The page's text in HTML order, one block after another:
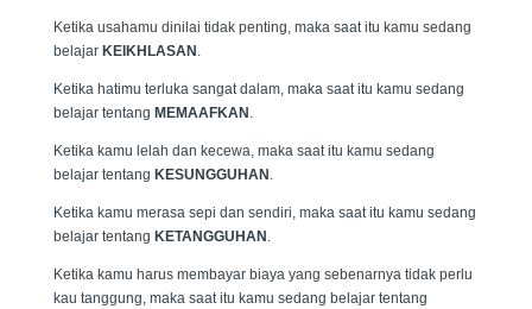
Ketika usahamu dinilai tidak penting, maka saat itu kamu sedang
belajar KEIKHLASAN .
Ketika hatimu terluka sangat dalam, maka saat itu kamu sedang
belajar tentang MEMAAFKAN .
Ketika kamu lelah dan kecewa, maka saat itu kamu sedang
belajar tentang KESUNGGUHAN .
Ketika kamu merasa sepi dan sendiri, maka saat itu kamu sedang
belajar tentang KETANGGUHAN .
Ketika kamu harus membayar biaya yang sebenarnya tidak perlu
kau tanggung, maka saat itu kamu sedang belajar tentang